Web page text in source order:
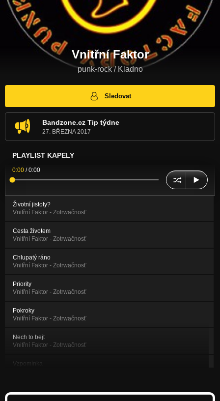
Vnitřní Faktor
punk-rock / Kladno
Sledovat
Bandzone.cz Tip týdne
27. BŘEZNA 2017
PLAYLIST KAPELY
0:00 /0:00
Životní jistoty?
Vnitřní Faktor - Zotrwačnosť
Cesta životem
Vnitřní Faktor - Zotrwačnosť
Chlupatý ráno
Vnitřní Faktor - Zotrwačnosť
Priority
Vnitřní Faktor - Zotrwačnosť
Pokroky
Vnitřní Faktor - Zotrwačnosť
Nech to bejt
Vnitřní Faktor - Zotrwačnosť
Vzpomínka